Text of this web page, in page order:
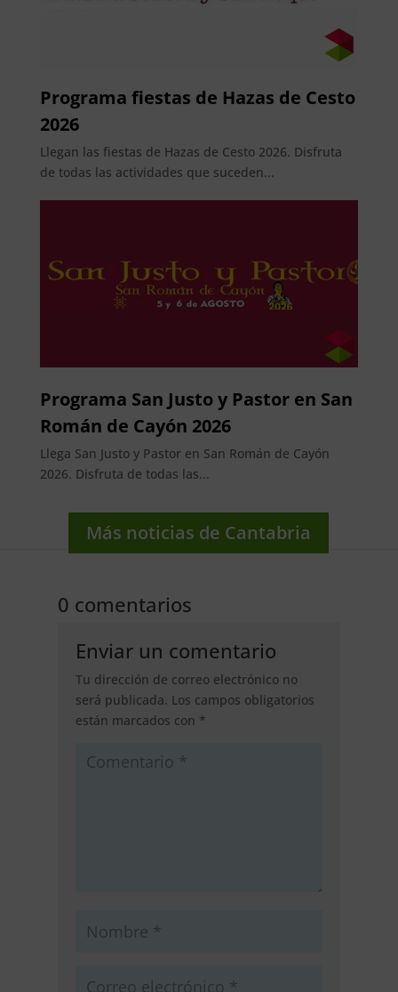
Programa fiestas de Hazas de Cesto
2026
Llegan las fiestas de Hazas de Cesto 2026. Disfruta
de todas las actividades que suceden...
Programa San Justo y Pastor en San
Román de Cayón 2026
Llega San Justo y Pastor en San Román de Cayón
2026. Disfruta de todas las...
Más noticias de Cantabria
0 comentarios
Enviar un comentario
Tu dirección de correo electrónico no
será publicada. Los campos obligatorios
están marcados con *